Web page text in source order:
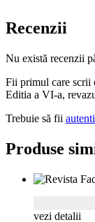
Recenzii
Nu există recenzii
Fii primul care scrii
Editia a VI-a,
Trebuie să fii
Produse
vezi detalii